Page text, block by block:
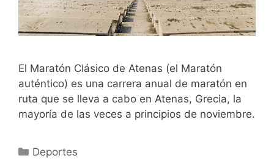
El Maratón Clásico de Atenas (el Maratón
auténtico) es una carrera anual de maratón en
ruta que se lleva a cabo en Atenas, Grecia, la
mayoría de las veces a principios de noviembre.
Categorías
Deportes